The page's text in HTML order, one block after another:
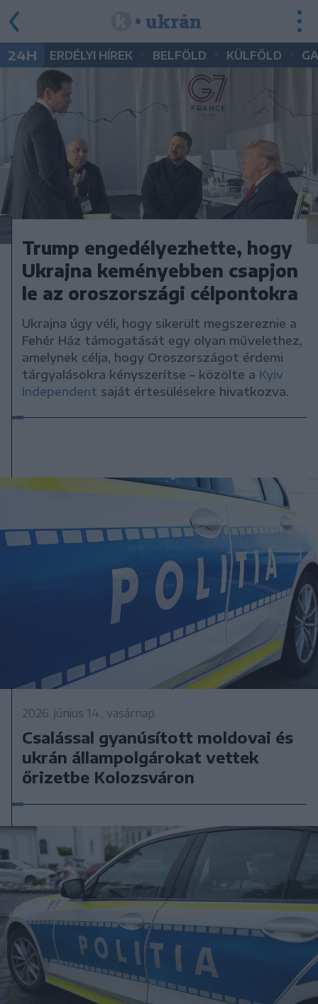
• ukrán
24H ERDÉLYI HÍREK BELFÖLD KÜLFÖLD
Trump engedélyezhette, hogy
Ukrajna keményebben csapjon
le az oroszországi célpontokra
Ukrajna úgy véli, hogy sikerült megszereznie a
Fehér Ház támogatását egy olyan művelethez,
amelynek célja, hogy Oroszországot érdemi
tárgyalásokra kényszerítse – közölte a Kyiv
Independent saját értesülésekre hivatkozva.
2026. június 14., vasárnap
Csalással gyanúsított moldovai és
ukrán állampolgárokat vettek
őrizetbe Kolozsváron